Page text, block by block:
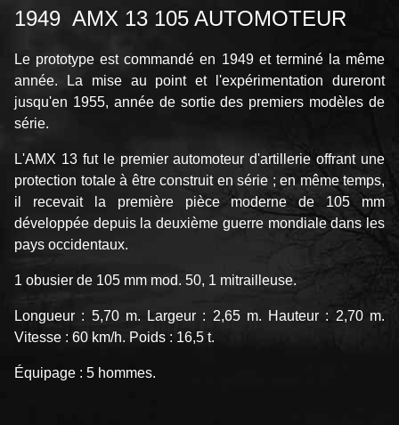
1949 AMX 13 105 AUTOMOTEUR
Le prototype est commandé en 1949 et terminé la même
année. La mise au point et l'expérimentation dureront
jusqu'en 1955, année de sortie des premiers modèles de
série.
L'AMX 13 fut le premier automoteur d'artillerie offrant une
protection totale à être construit en série ; en même temps,
il recevait la première pièce moderne de 105 mm
développée depuis la deuxième guerre mondiale dans les
pays occidentaux.
1 obusier de 105 mm mod. 50, 1 mitrailleuse.
Longueur : 5,70 m. Largeur : 2,65 m. Hauteur : 2,70 m.
Vitesse : 60 km/h. Poids : 16,5 t.
Équipage : 5 hommes.